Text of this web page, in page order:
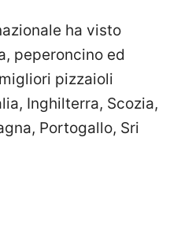
ha visto
peperoncino ed
pizzaioli
Inghilterra, Scozia,
Portogallo, Sri